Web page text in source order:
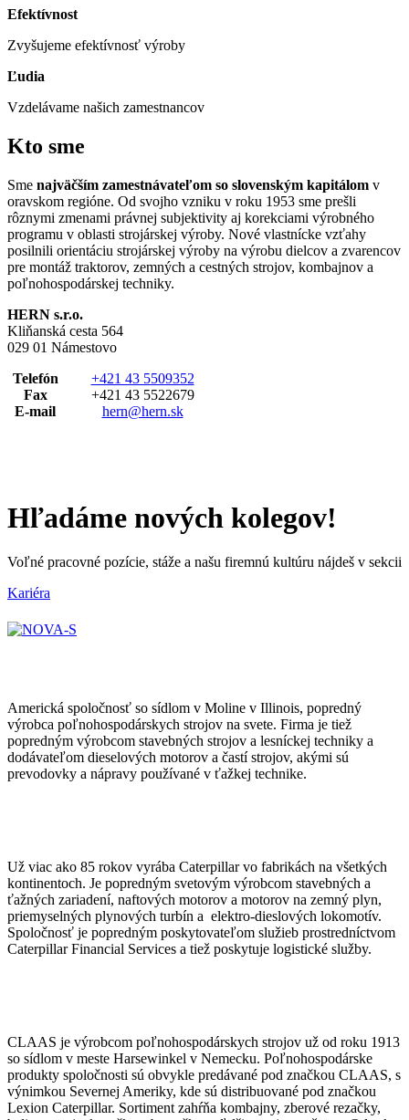
Efektívnost
Zvyšujeme efektívnosť výroby
Ľudia
Vzdelávame našich zamestnancov
Kto sme
Sme najväčším zamestnávateľom so slovenským kapitálom v
oravskom regióne. Od svojho vzniku v roku 1953 sme prešli
rôznymi zmenami právnej subjektivity aj korekciami výrobného
programu v oblasti strojárskej výroby. Nové vlastnícke vzťahy
posilnili orientáciu strojárskej výroby na výrobu dielcov a zvarencov
pre montáž traktorov, zemných a cestných strojov, kombajnov a
poľnohospodárskej techniky.
HERN s.r.o.
Kliňanská cesta 564
029 01 Námestovo
Telefón
+421 43 5509352
Fax
+421 43 5522679
E-mail
hern@hern.sk
Hľadáme nových kolegov!
Voľné pracovné pozície, stáže a našu firemnú kultúru nájdeš v sekcii
Kariéra
Americká spoločnosť so sídlom v Moline v Illinois, popredný
výrobca poľnohospodárskych strojov na svete. Firma je tiež
popredným výrobcom stavebných strojov a lesníckej techniky a
dodávateľom dieselových motorov a častí strojov, akými sú
prevodovky a nápravy používané v ťažkej technike.
Už viac ako 85 rokov vyrába Caterpillar vo fabrikách na všetkých
kontinentoch. Je popredným svetovým výrobcom stavebných a
ťažných zariadení, naftových motorov a motorov na zemný plyn,
priemyselných plynových turbín a elektro-dieslových lokomotív.
Spoločnosť je popredným poskytovateľom služieb prostredníctvom
Caterpillar Financial Services a tiež poskytuje logistické služby.
CLAAS je výrobcom poľnohospodárskych strojov už od roku 1913
so sídlom v meste Harsewinkel v Nemecku. Poľnohospodárske
produkty spoločnosti sú obvykle predávané pod značkou CLAAS, s
výnimkou Severnej Ameriky, kde sú distribuované pod značkou
Lexion Caterpillar. Sortiment zahŕňa kombajny, zberové rezačky,